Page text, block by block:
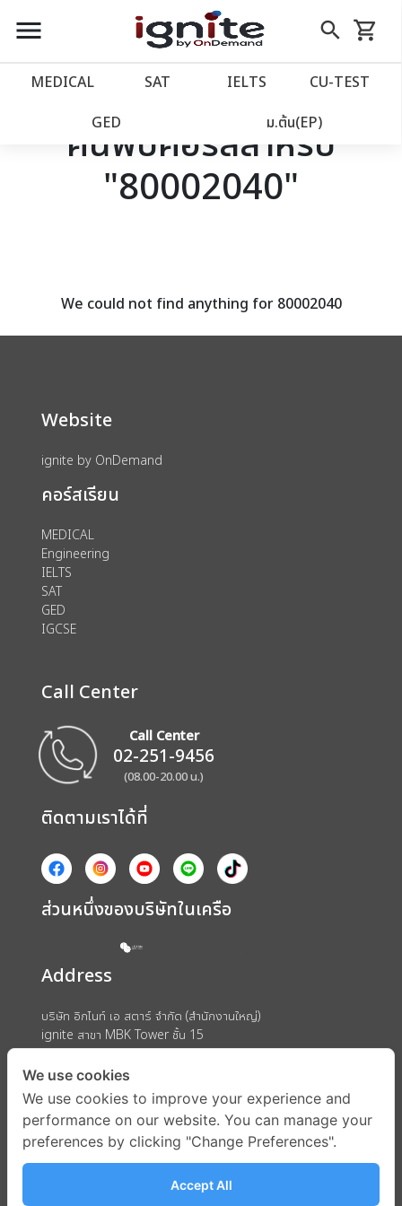
close
account_balance หน้าแรก
เว็บไซต์อิกไนท์
โปรโมชั่น
assignment ลงทะเบียน
menu search
Skip
to
shopping_cart
รถเข็น
MEDICAL SAT IELTS CU‑TEST
GED ม.ต้น(EP)
ค้นพบคอร์สสำหรับ
"80002040"
We could not find anything for 80002040
Website
ignite by OnDemand
คอร์สเรียน
MEDICAL
Engineering
IELTS
SAT
GED
IGCSE
Call Center
Call Center
02-251-9456
(08.00-20.00 น.)
ติดตามเราได้ที่
ส่วนหนึ่งของบริษัทในเครือ
Address
บริษัท อิกไนท์ เอ สตาร์ จำกัด (สำนักงานใหญ่)
ignite สาขา MBK Tower ชั้น 15
ถนนพญาไท แขวงวังใหม่ เขตปทุมวัน กรุงเทพมหานคร 10330
We use cookies
We use cookies to improve your experience and
performance on our website. You can manage your
preferences by clicking "Change Preferences".
Accept All